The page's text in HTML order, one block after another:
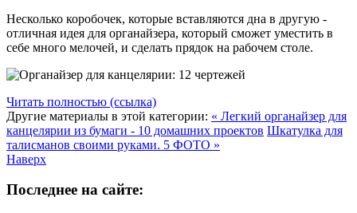
Несколько коробочек, которые вставляются дна в другую -
отличная идея для органайзера, который сможет уместить в
себе много мелочей, и сделать прядок на рабочем столе.
Читать полностью (ссылка)
Другие материалы в этой категории: « Легкий органайзер для
канцелярии из бумаги - 10 домашних проектов Шкатулка для
талисманов своими руками. 5 ФОТО »
Наверх
Последнее на сайте: